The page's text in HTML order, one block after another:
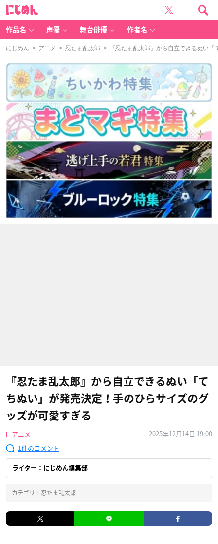
作品名 声優 舞台俳優 作者名
にじめん > アニメ > 忍たま乱太郎 > 『忍たま乱太郎』から自立できるぬい「
『忍たま乱太郎』から自立できるぬい「て
ちぬい」が発売決定！手のひらサイズのグ
ッズが可愛すぎる
アニメ
2025年12月14日 19:00
1
ライター：にじめん編集部
カテゴリ : 忍たま乱太郎